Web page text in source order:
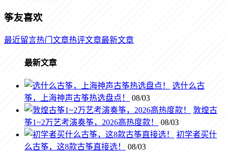
筝友喜欢
最近留言热门文章热评文章最新文章
最新文章
选什么古
筝，上海神声古筝热选盘点！
08/03
敦煌古
筝1~2万艺考演奏筝，2026高热度款！
08/03
初学者买什
么古筝，这8款古筝直接选！
08/03